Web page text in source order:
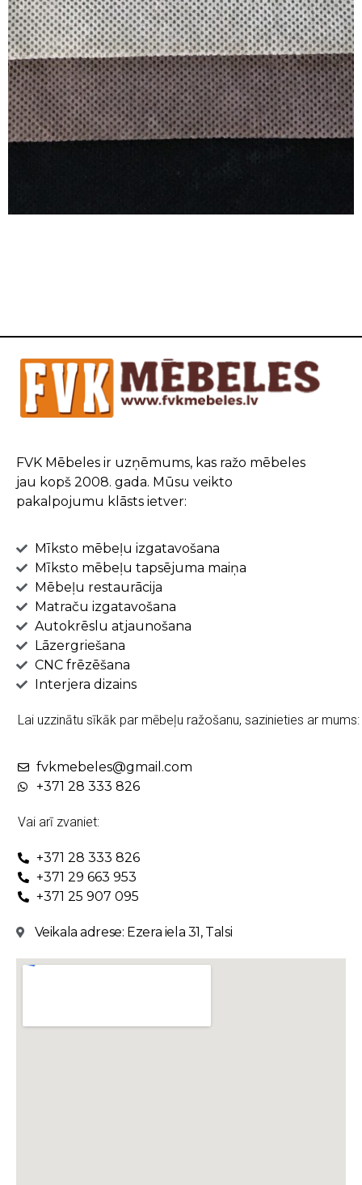
FVK Mēbeles ir uzņēmums, kas ražo mēbeles
jau kopš 2008. gada. Mūsu veikto
pakalpojumu klāsts ietver:
Mīksto mēbeļu izgatavošana
Mīksto mēbeļu tapsējuma maiņa
Mēbeļu restaurācija
Matraču izgatavošana
Autokrēslu atjaunošana
Lāzergriešana
CNC frēzēšana
Interjera dizains
Lai uzzinātu sīkāk par mēbeļu ražošanu, sazinieties ar mums:
fvkmebeles@gmail.com
+371 28 333 826
Vai arī zvaniet:
+371 28 333 826
+371 29 663 953
+371 25 907 095
Veikala adrese: Ezera iela 31, Talsi